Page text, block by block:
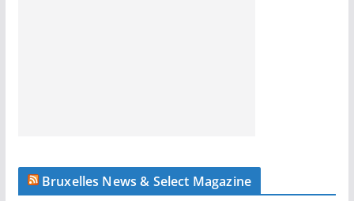
Bruxelles News & Select Magazine